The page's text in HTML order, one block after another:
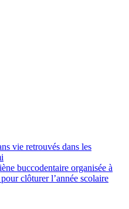
vie retrouvés dans les
buccodentaire organisée à
clôturer l’année scolaire